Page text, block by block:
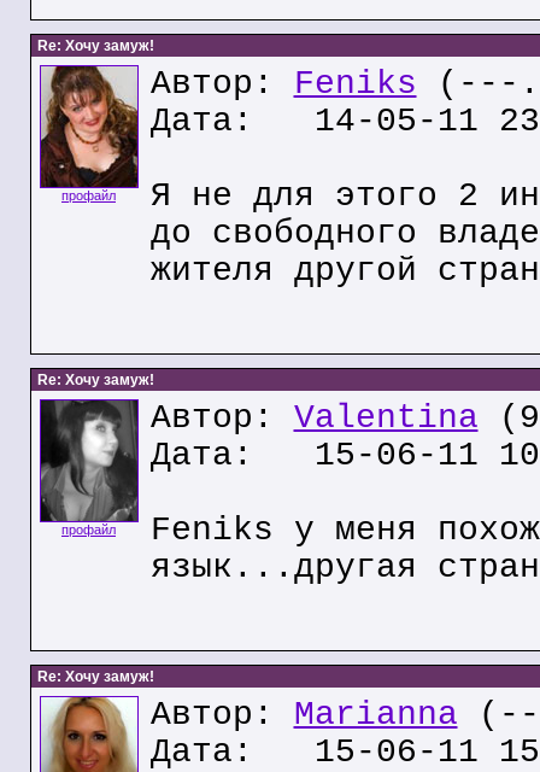
Re: Хочу замуж!
профайл
Автор: Feniks (---
Дата: 14-05-11
Я не для этого 2
до свободного
жителя другой
Re: Хочу замуж!
профайл
Автор: Valentina
Дата: 15-06-11
Feniks у меня
язык...другая
Re: Хочу замуж!
Автор: Marianna
Дата: 15-06-11